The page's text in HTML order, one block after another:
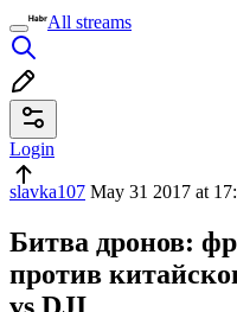
All streams
Login
slavka107 May 31 2017 at
Битва дронов:
против